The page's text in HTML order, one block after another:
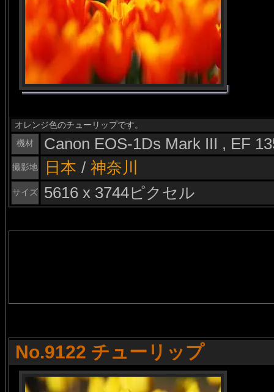
オレンジ色のチューリップです。
機材
Canon EOS-1Ds Mark III , EF
撮影地 日本 / 神奈川
サイズ 5616 x 3744ピクセル
No.9122 チューリップ